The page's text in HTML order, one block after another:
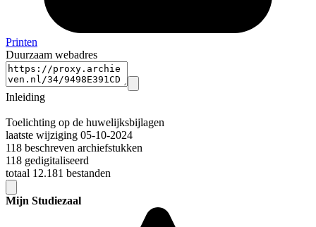
Printen
Duurzaam webadres
Inleiding
Toelichting op de huwelijksbijlagen
laatste wijziging 05-10-2024
118 beschreven archiefstukken
118 gedigitaliseerd
totaal 12.181 bestanden
Mijn Studiezaal